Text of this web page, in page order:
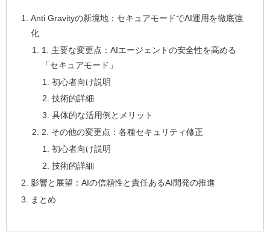
Anti Gravityの新境地：セキュアモードでAI運用を徹底強
化
1. 主要な変更点：AIエージェントの安全性を高める
「セキュアモード」
初心者向け説明
技術的詳細
具体的な活用例とメリット
2. その他の変更点：各種セキュリティ修正
初心者向け説明
技術的詳細
影響と展望：AIの信頼性と責任あるAI開発の推進
まとめ